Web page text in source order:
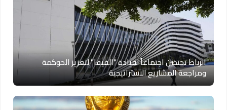
الرباط تحتضن اجتماعاً لقيادة “الفيفا” لتعزيز الحوكمة
ومراجعة المشاريع الاستراتيجية